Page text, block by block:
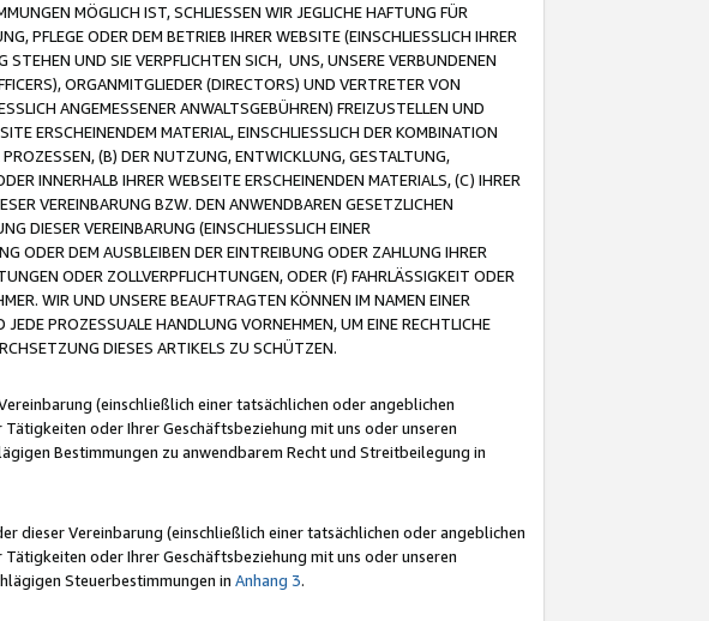
MÖGLICH IST, SCHLIESSEN WIR JEGLICHE HAFTUNG FÜR
PFLEGE ODER DEM BETRIEB IHRER WEBSITE (EINSCHLIESSLICH IHRER
UND SIE VERPFLICHTEN SICH, UNS, UNSERE VERBUNDENEN
ORGANMITGLIEDER (DIRECTORS) UND VERTRETER VON
ANGEMESSENER ANWALTSGEBÜHREN) FREIZUSTELLEN UND
ERSCHEINENDEM MATERIAL, EINSCHLIESSLICH DER KOMBINATION
(B) DER NUTZUNG, ENTWICKLUNG, GESTALTUNG,
INNERHALB IHRER WEBSEITE ERSCHEINENDEN MATERIALS, (C) IHRER
VEREINBARUNG BZW. DEN ANWENDBAREN GESETZLICHEN
DIESER VEREINBARUNG (EINSCHLIESSLICH EINER
ODER DEM AUSBLEIBEN DER EINTREIBUNG ODER ZAHLUNG IHRER
ODER ZOLLVERPFLICHTUNGEN, ODER (F) FAHRLÄSSIGKEIT ODER
WIR UND UNSERE BEAUFTRAGTEN KÖNNEN IM NAMEN EINER
PROZESSUALE HANDLUNG VORNEHMEN, UM EINE RECHTLICHE
DIESES ARTIKELS ZU SCHÜTZEN.
(einschließlich einer tatsächlichen oder angeblichen
oder Ihrer Geschäftsbeziehung mit uns oder unseren
Bestimmungen zu anwendbarem Recht und Streitbeilegung in
dieser Vereinbarung (einschließlich einer tatsächlichen oder angeblichen
oder Ihrer Geschäftsbeziehung mit uns oder unseren
Steuerbestimmungen in Anhang 3.